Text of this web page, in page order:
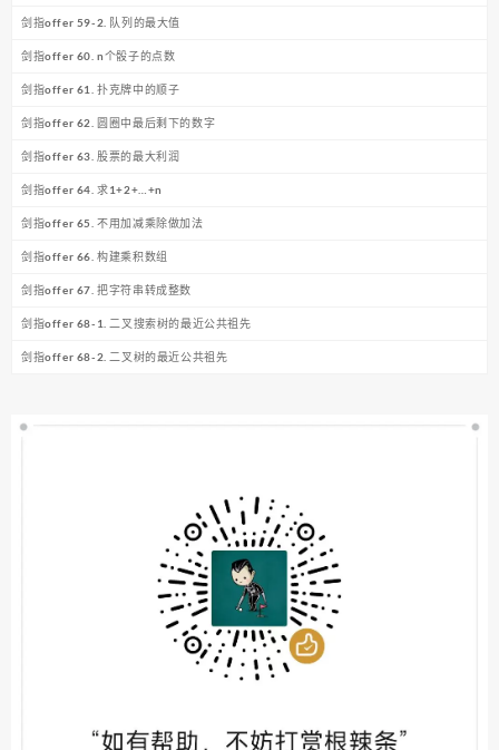
剑指offer 59-2. 队列的最大值
剑指offer 60. n个骰子的点数
剑指offer 61. 扑克牌中的顺子
剑指offer 62. 圆圈中最后剩下的数字
剑指offer 63. 股票的最大利润
剑指offer 64. 求1+2+…+n
剑指offer 65. 不用加减乘除做加法
剑指offer 66. 构建乘积数组
剑指offer 67. 把字符串转成整数
剑指offer 68-1. 二叉搜索树的最近公共祖先
剑指offer 68-2. 二叉树的最近公共祖先